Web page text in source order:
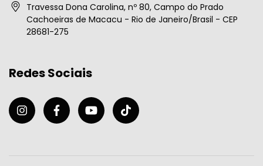
Travessa Dona Carolina, nº 80, Campo do Prado
Cachoeiras de Macacu - Rio de Janeiro/Brasil - CEP
28681-275
Redes Sociais